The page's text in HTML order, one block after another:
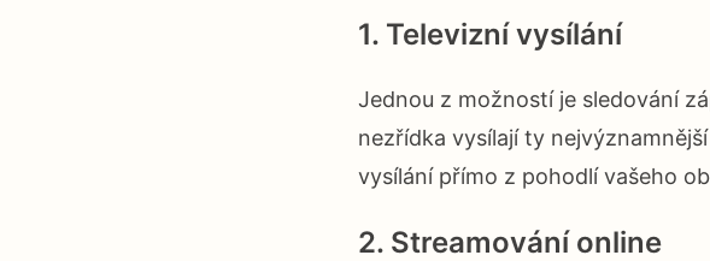
1. Televizní vysílání
Jednou z možností je sledování
nezřídka vysílají ty
vysílání přímo z pohodlí vašeho
2. Streamování online